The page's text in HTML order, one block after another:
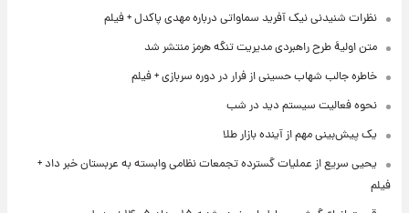
نظرات شنیدنی نیک آفرید سماواتی درباره مهدی پاکدل + فیلم
متن اولیۀ طرح راهبردی مدیریت تنگه هرمز منتشر شد
خاطره جالب شهاب حسینی از فرار در دوره سربازی + فیلم
نحوه فعالیت سیستم دید در شب
یک پیش‌بینی مهم از آینده بازار طلا
یحیی سریع از عملیات گسترده تجمعات نظامی وابسته به عربستان خبر داد +
فیلم